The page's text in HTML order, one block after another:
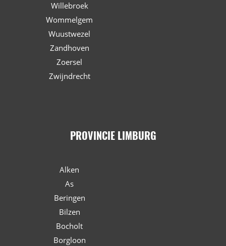
Willebroek
Wommelgem
Wuustwezel
Zandhoven
Zoersel
Zwijndrecht
PROVINCIE LIMBURG
Alken
As
Beringen
Bilzen
Bocholt
Borgloon